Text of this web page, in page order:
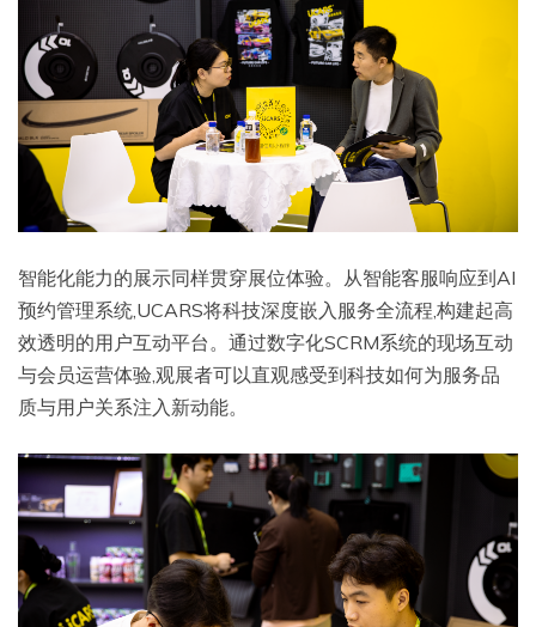
智能化能力的展示同样贯穿展位体验。从智能客服响应到AI
预约管理系统,UCARS将科技深度嵌入服务全流程,构建起高
效透明的用户互动平台。通过数字化SCRM系统的现场互动
与会员运营体验,观展者可以直观感受到科技如何为服务品
质与用户关系注入新动能。